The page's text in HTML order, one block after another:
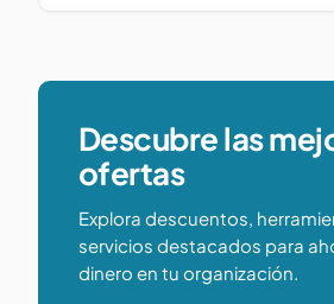
Descubre las
ofertas
Explora descuentos,
servicios destacados para
dinero en tu organización.